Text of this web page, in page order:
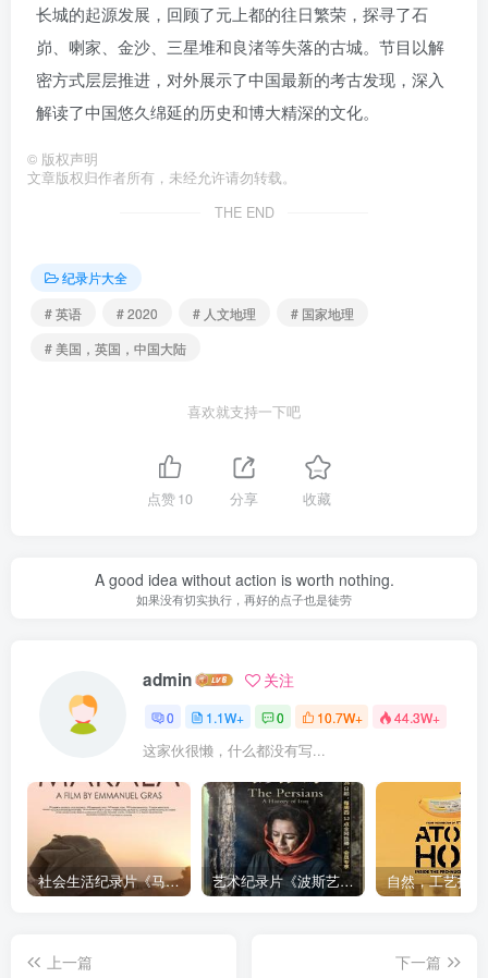
长城的起源发展，回顾了元上都的往日繁荣，探寻了石
峁、喇家、金沙、三星堆和良渚等失落的古城。节目以解
密方式层层推进，对外展示了中国最新的考古发现，深入
解读了中国悠久绵延的历史和博大精深的文化。
© 版权声明
文章版权归作者所有，未经允许请勿转载。
THE END
纪录片大全
# 英语
# 2020 # 人文地理
# 国家地理
# 美国，英国，中国大陆
喜欢就支持一下吧
点赞10 分享 收藏
A good idea without action is worth nothing.
如果没有切实执行，再好的点子也是徒劳
admin 关注
0 1.1W+ 0 10.7W+ 44.3W+
这家伙很懒，什么都没有写...
社会生活纪录片《马加拉 Makala》下载 艺术纪录片《波斯艺术 Art of Persia》下载
上一篇
下一篇